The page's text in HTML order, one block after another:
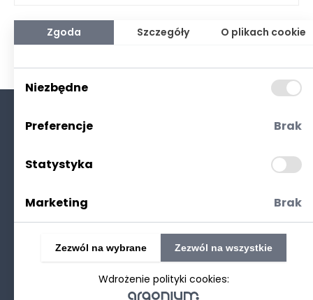
Polityka prywatności
©2025 Realizacjastrony www: Technetium.pl
Zgoda Szczegóły O plikach cookie
Niezbędne
Preferencje Brak
Statystyka
Marketing Brak
Wdrożenie polityki cookies:
Zezwól na wybrane Zezwól na wszystkie